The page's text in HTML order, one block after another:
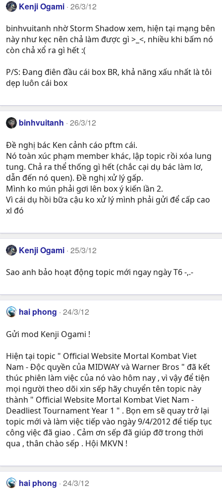
Kenji Ogami 26/3/12
binhvuitanh nhờ Storm Shadow xem, hiện tại mạng bên
này như kẹc nên chả làm được gì >_<, nhiều khi bấm nó
còn chả xổ ra gì hết :(
P/S: Đang điên đầu cái box BR, khả năng xấu nhất là tôi
dẹp luôn cái box
binhvuitanh 26/3/12
Đề nghị bác Ken cảnh cáo pftm cái.
Nó toàn xúc phạm member khác, lập topic rồi xóa lung
tung. Chả ra thể thống gì hết (chắc cại dụ bác làm lơ,
dẫn đến nó quen). Đề nghị xử lý gấp.
Mình ko mún phải gơi lên box ý kiến lần 2.
Vì cái dụ hồi bữa cậu ko xử lý mình phải gửi để cấp cao
xl đó
Kenji Ogami 25/3/12
Sao anh bảo hoạt động topic mới ngay ngày T6 -,.-
hai phong 24/3/12
Gửi mod Kenji Ogami !
Hiện tại topic " Official Website Mortal Kombat Viet
Nam - Độc quyền của MIDWAY và Warner Bros " đã kết
thúc phiên làm việc của nó vào hôm nay , vì vậy để tiện
mọi người theo dõi xin sếp hãy chuyển tên topic này
thành " Official Website Mortal Kombat Viet Nam -
Deadliest Tournament Year 1 " . Bọn em sẽ quay trở lại
topic mới và làm việc tiếp vào ngày 9/4/2012 để tiếp tục
công việc đã giao . Cảm ơn sếp đã giúp đỡ trong thời
qua , thân chào sếp . Hội MKVN !
hai phong 24/3/12